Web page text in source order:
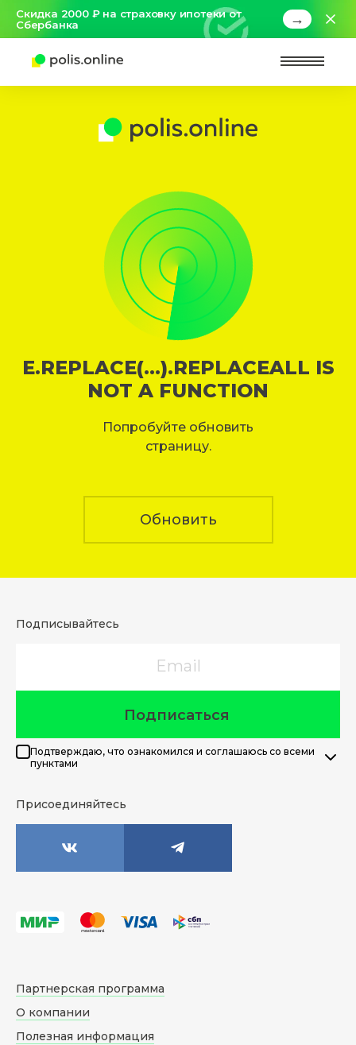
Скидка 2000 ₽ на страховку ипотеки от
Сбербанка
→
E.REPLACE(...).REPLACEALL IS
NOT A FUNCTION
Попробуйте обновить
страницу.
Обновить
Подписывайтесь
Подписаться
Подтверждаю, что ознакомился и соглашаюсь со всеми
пунктами
Присоединяйтесь
Партнерская программа
О компании
Полезная информация